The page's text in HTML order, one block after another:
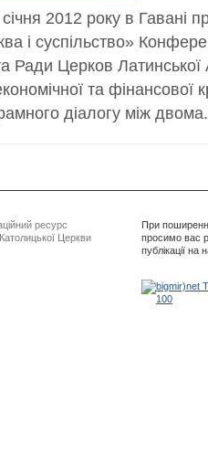
2012 року в Гавані
і суспільство»
Ради Церков
та фінансової
діалогу між
ресурс
Церкви
При
просимо вас
публікації на